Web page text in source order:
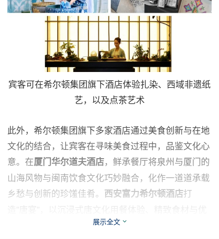
宾客可在希尔顿集团旗下酒店体验扎染、西域非遗纸
艺，以及点茶艺术
此外，希尔顿集团旗下多家酒店通过美食创新与在地
文化的结合，让宾客在寻味美食过程中，品鉴文化心
意。在厦门华尔道夫酒店，鲜承餐厅将泉州与厦门的
山海风物与闽南饮食文化巧妙融合，化作一道道承载
乡愁与创新的珍馐佳肴。 西安富力希尔顿酒店打
雅乐境，重现盛唐风华。杭州康莱德酒店
展示全文